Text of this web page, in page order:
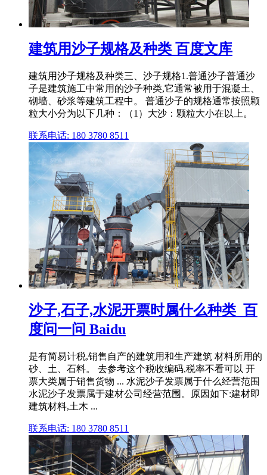
建筑用沙子规格及种类 百度文库
建筑用沙子规格及种类三、沙子规格1.普通沙子普通沙
子是建筑施工中常用的沙子种类,它通常被用于混凝土、
砌墙、砂浆等建筑工程中。 普通沙子的规格通常按照颗
粒大小分为以下几种：（1）大沙：颗粒大小在以上。
联系电话: 180 3780 8511
沙子,石子,水泥开票时属什么种类_百
度问一问 Baidu
是有简易计税,销售自产的建筑用和生产建筑 材料所用的
砂、土、石料。 去参考这个税收编码,税率不看可以 开
票大类属于销售货物 ... 水泥沙子发票属于什么经营范围
水泥沙子发票属于建材公司经营范围。原因如下:建材即
建筑材料,土木 ...
联系电话: 180 3780 8511